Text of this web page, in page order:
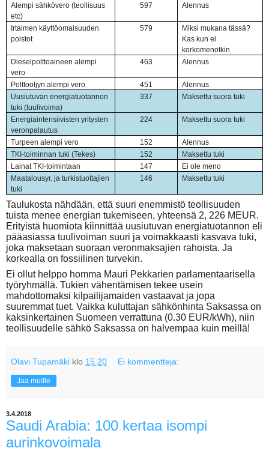
Alempi sähkövero (teollisuus
etc)
597 Alennus
Irtaimen käyttöomaisuuden
poistot
579
Miksi mukana tässä?
Kas kun ei
korkomenotkin
Dieselpolttoaineen alempi
vero
463 Alennus
Polttoöljyn alempi vero 451
Alennus
Uusiutuvan energiatuotannon
tuki (tuulivoima)
337 Maksettu suora tuki
Energiaintensiivisten yritysten
veronpalautus
224 Maksettu suora tuki
Turpeen alempi vero 152
Alennus
TKI-toiminnan tuki (Tekes)
152
Maksettu tuki
Lainat TKI-toimintaan
147
Ei ole meno
Maatalousyr. ja turkistuottajien
tuki
146 Maksettu tuki
Taulukosta nähdään, että suuri enemmistö teollisuuden
tuista menee energian tukemiseen, yhteensä 2, 226 MEUR.
Erityistä huomiota kiinnittää uusiutuvan energiatuotannon eli
pääasiassa tuulivoiman suuri ja voimakkaasti kasvava tuki,
joka maksetaan suoraan veronmaksajien rahoista. Ja
korkealla on fossiilinen turvekin.
Ei ollut helppo homma Mauri Pekkarien parlamentaarisella
työryhmällä. Tukien vähentämisen tekee usein
mahdottomaksi kilpailijamaiden vastaavat ja jopa
suuremmat tuet. Vaikka kuluttajan sähkönhinta Saksassa on
kaksinkertainen Suomeen verrattuna (0.30 EUR/kWh), niin
teollisuudelle sähkö Saksassa on halvempaa kuin meillä!
Olavi Tupamäki klo 15.20 Ei kommentteja:
Jaa muille
3.4.2018
Saudi Arabia: 100 kertaa isompi
aurinkovoimala